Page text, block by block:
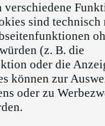
verschiedene
sind technisch
(z. B. die
oder die
können zur
oder zu